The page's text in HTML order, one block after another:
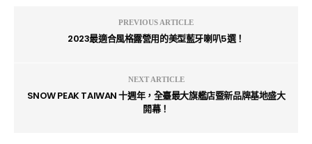
PREVIOUS ARTICLE
2023最適合風格露營用的美型藍牙喇叭5選！
NEXT ARTICLE
SNOW PEAK TAIWAN 十週年，全臺最大旗艦店暨新品牌基地盛大
開幕！